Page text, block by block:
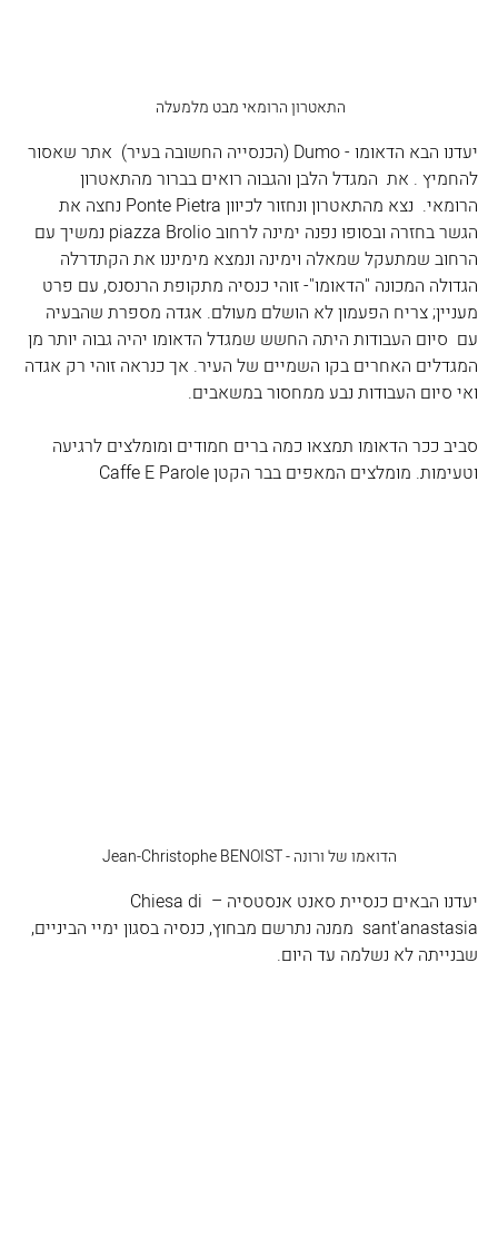
התאטרון הרומאי מבט מלמעלה
יעדנו הבא הדאומו - Dumo (הכנסייה החשובה בעיר)  אתר שאסור
להחמיץ . את  המגדל הלבן והגבוה רואים בברור מהתאטרון
הרומאי.  נצא מהתאטרון ונחזור לכיוון Ponte Pietra נחצה את
הגשר בחזרה ובסופו נפנה ימינה לרחוב piazza Brolio נמשיך עם
הרחוב שמתעקל שמאלה וימינה ונמצא מימיננו את הקתדרלה
הגדולה המכונה "הדאומו"- זוהי כנסיה מתקופת הרנסנס, עם פרט
מעניין; צריח הפעמון לא הושלם מעולם. אגדה מספרת שהבעיה
עם  סיום העבודות היתה החשש שמגדל הדאומו יהיה גבוה יותר מן
המגדלים האחרים בקו השמיים של העיר. אך כנראה זוהי רק אגדה
ואי סיום העבודות נבע ממחסור במשאבים.
סביב ככר הדאומו תמצאו כמה ברים חמודים ומומלצים לרגיעה
וטעימות. מומלצים המאפים בבר הקטן Caffe E Parole
הדואמו של ורונה - Jean-Christophe BENOIST
יעדנו הבאים כנסיית סאנט אנסטסיה – Chiesa di
sant'anastasia  ממנה נתרשם מבחוץ, כנסיה בסגון ימיי הביניים,
שבנייתה לא נשלמה עד היום.